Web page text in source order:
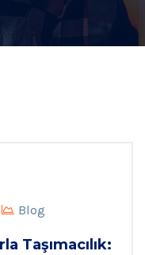
Blog
Taşımacılık: